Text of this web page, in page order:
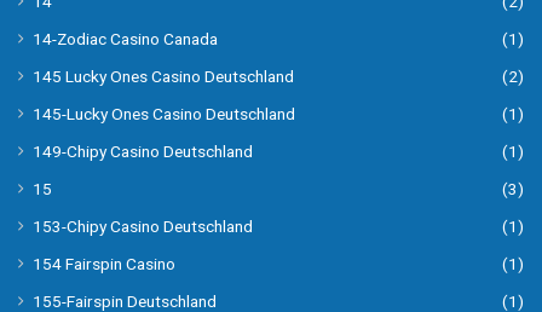
14-Zodiac Casino Canada
(1)
145 Lucky Ones Casino Deutschland
(2)
145-Lucky Ones Casino Deutschland
(1)
149-Chipy Casino Deutschland
(1)
15
(3)
153-Chipy Casino Deutschland
(1)
154 Fairspin Casino
(1)
155-Fairspin Deutschland
(1)